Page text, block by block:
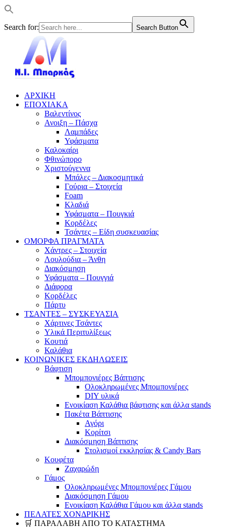
Search for: Search Button
ΑΡΧΙΚΗ
ΕΠΟΧΙΑΚΑ
Βαλεντίνος
Ανοιξη – Πάσχα
Λαμπάδες
Υφάσματα
Καλοκαίρι
Φθινώπορο
Χριστούγεννα
Μπάλες – Διακοσμητικά
Γούρια – Στοιχεία
Foam
Κλαδιά
Υφάσματα – Πουγκιά
Κορδέλες
Τσάντες – Είδη συσκευασίας
ΟΜΟΡΦΑ ΠΡΑΓΜΑΤΑ
Χάντρες – Στοιχεία
Λουλούδια – Άνθη
Διακόσμηση
Υφάσματα – Πουγγιά
Διάφορα
Κορδέλες
Πάρτυ
ΤΣΑΝΤΕΣ – ΣΥΣΚΕΥΑΣΙΑ
Χάρτινες Τσάντες
Υλικά Περιτυλίξεως
Κουτιά
Καλάθια
ΚΟΙΝΩΝΙΚΕΣ ΕΚΔΗΛΩΣΕΙΣ
Βάφτιση
Μπομπονιέρες Βάπτισης
Ολοκληρωμένες Μπομπονιέρες
DIY υλικά
Ενοικίαση Καλάθια βάφτισης και άλλα stands
Πακέτα Βάπτισης
Αγόρι
Κορίτσι
Διακόσμηση Βάπτισης
Στολισμοί εκκλησίας & Candy Bars
Κουφέτα
Ζαχαρώδη
Γάμος
Ολοκληρωμένες Μπομπονιέρες Γάμου
Διακόσμηση Γάμου
Ενοικίαση Καλάθια Γάμου και άλλα stands
ΠΕΛΑΤΕΣ ΧΟΝΔΡΙΚΗΣ
🛒 ΠΑΡΑΛΑΒΗ ΑΠΟ ΤΟ ΚΑΤΑΣΤΗΜΑ